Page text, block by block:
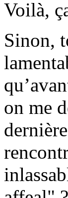
Voilà,
Sinon,
on me